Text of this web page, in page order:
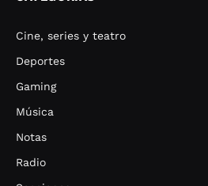
Cine, series y teatro
Deportes
Gaming
Música
Notas
Radio